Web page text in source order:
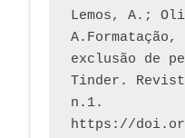
Lemos, A.;
exclusão de
Tinder.
n.1.
https://